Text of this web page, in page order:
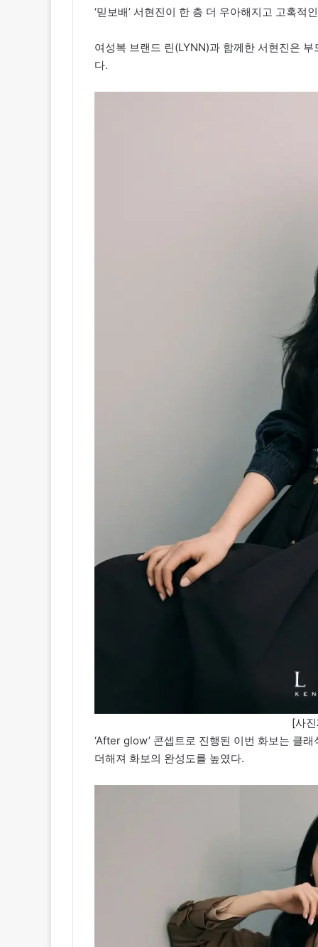
‘믿보배’ 서현진이 한 층 더 우아해지고 고혹
여성복 브랜드 린(LYNN)과 함께한 서현진은
다.
[사
‘After glow’ 콘셉트로 진행된 이번 화보는 클
더해져 화보의 완성도를 높였다.